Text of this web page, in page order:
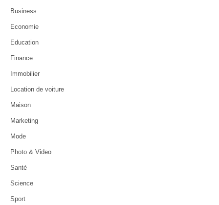
Business
Economie
Education
Finance
Immobilier
Location de voiture
Maison
Marketing
Mode
Photo & Video
Santé
Science
Sport